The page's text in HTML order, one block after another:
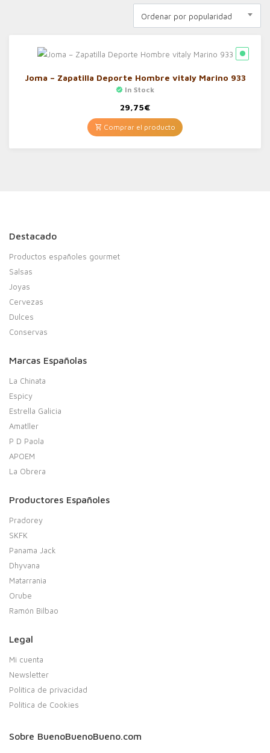
Ordenar por popularidad
Joma – Zapatilla Deporte Hombre vitaly Marino 933
In Stock
29,75€
Comprar el producto
Destacado
Productos españoles gourmet
Salsas
Joyas
Cervezas
Dulces
Conservas
Marcas Españolas
La Chinata
Espicy
Estrella Galicia
Amatller
P D Paola
APOEM
La Obrera
Productores Españoles
Pradorey
SKFK
Panama Jack
Dhyvana
Matarrania
Orube
Ramón Bilbao
Legal
Mi cuenta
Newsletter
Política de privacidad
Política de Cookies
Sobre BuenoBuenoBueno.com